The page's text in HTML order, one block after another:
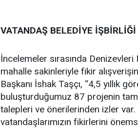
VATANDAŞ BELEDİYE İŞBİRLİĞİ
İncelemeler sırasında
mahalle sakinleriyle fikir
Başkanı İshak Taşçı, “4,5 yıllık
buluşturduğumuz 87 projenin
talepleri ve önerilerinden izler
vatandaşlarımızın fikirlerini